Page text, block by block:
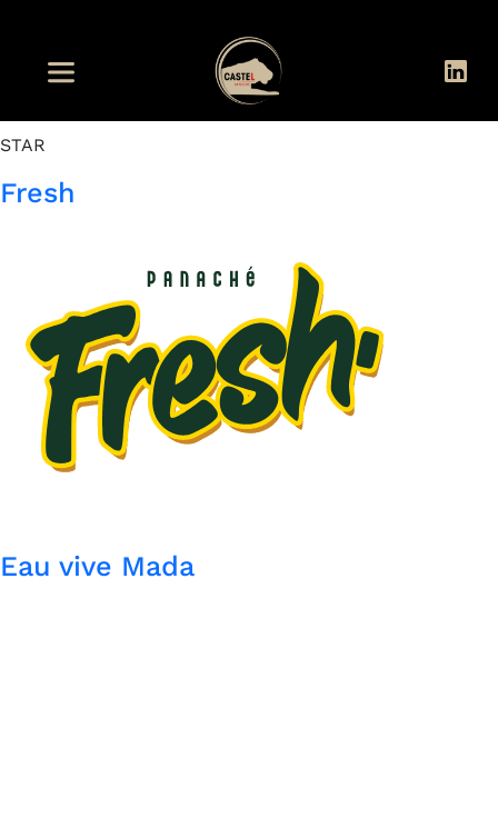
Pays de la marque :
Madagascar
STAR
Fresh
Eau vive Mada